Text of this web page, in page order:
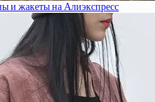
и жакеты на Алиэкспресс